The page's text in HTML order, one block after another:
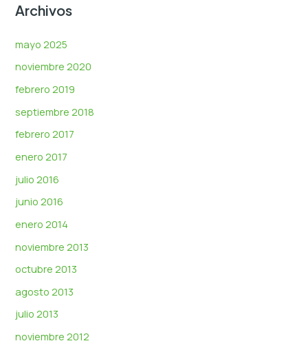
Archivos
mayo 2025
noviembre 2020
febrero 2019
septiembre 2018
febrero 2017
enero 2017
julio 2016
junio 2016
enero 2014
noviembre 2013
octubre 2013
agosto 2013
julio 2013
noviembre 2012